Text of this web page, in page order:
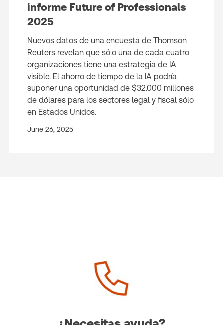
informe Future of Professionals
2025
Nuevos datos de una encuesta de Thomson
Reuters revelan que sólo una de cada cuatro
organizaciones tiene una estrategia de IA
visible. El ahorro de tiempo de la IA podría
suponer una oportunidad de $32.000 millones
de dólares para los sectores legal y fiscal sólo
en Estados Unidos.
June 26, 2025